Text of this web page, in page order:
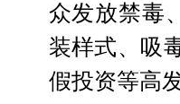
众发放禁毒
装样式、吸
假投资等高